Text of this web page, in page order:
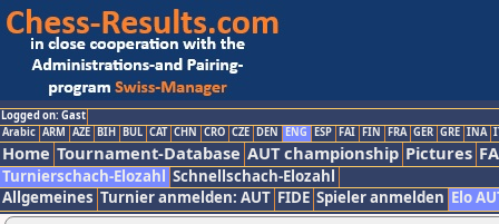
Logged on: Gast
Arabic ARM AZE BIH BUL CAT CHN CRO CZE DEN ENG ESP FAI FIN FRA GER GRE INA
Home Tournament-Database AUT championship Pictures
Turnierschach-Elozahl Schnellschach-Elozahl
Allgemeines Turnier anmelden: AUT FIDE Spieler anmelden Elo